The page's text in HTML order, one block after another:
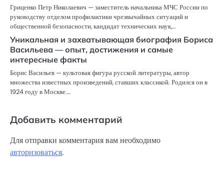
Гриценко Петр Николаевич — заместитель начальника МЧС России по
руководству отделом профилактики чрезвычайных ситуаций и
общественной безопасности, кандидат технических наук,…
Уникальная и захватывающая биография Бориса
Васильева — опыт, достижения и самые
интересные факты
Борис Васильев — культовая фигура русской литературы, автор
множества известных произведений, ставших классикой. Родился он в
1924 году в Москве.…
Добавить комментарий
Для отправки комментария вам необходимо
авторизоваться.